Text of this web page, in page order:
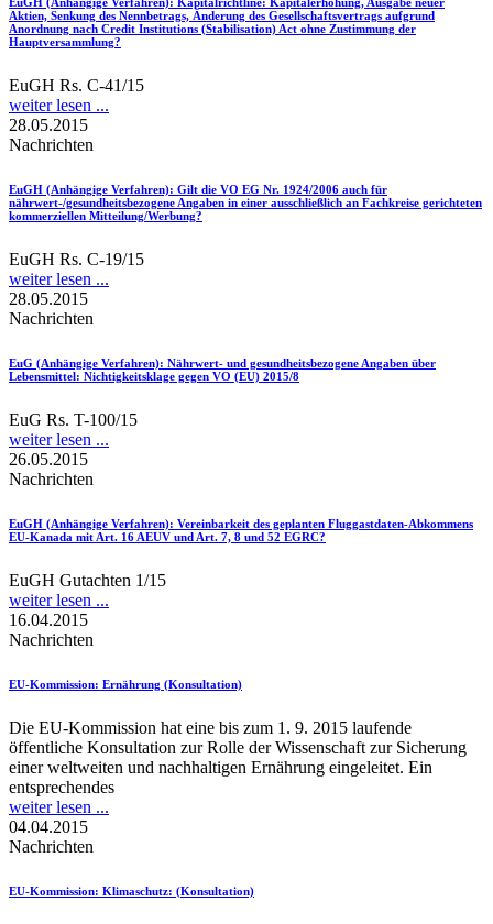
EuGH (Anhängige Verfahren): Kapitalrichtline: Kapitalerhöhung, Ausgabe neuer
Aktien, Senkung des Nennbetrags, Änderung des Gesellschaftsvertrags aufgrund
Anordnung nach Credit Institutions (Stabilisation) Act ohne Zustimmung der
Hauptversammlung?
EuGH Rs. C-41/15
weiter lesen ...
28.05.2015
Nachrichten
EuGH (Anhängige Verfahren): Gilt die VO EG Nr. 1924/2006 auch für
nährwert-/gesundheitsbezogene Angaben in einer ausschließlich an Fachkreise gerichteten
kommerziellen Mitteilung/Werbung?
EuGH Rs. C-19/15
weiter lesen ...
28.05.2015
Nachrichten
EuG (Anhängige Verfahren): Nährwert- und gesundheitsbezogene Angaben über
Lebensmittel: Nichtigkeitsklage gegen VO (EU) 2015/8
EuG Rs. T-100/15
weiter lesen ...
26.05.2015
Nachrichten
EuGH (Anhängige Verfahren): Vereinbarkeit des geplanten Fluggastdaten-Abkommens
EU-Kanada mit Art. 16 AEUV und Art. 7, 8 und 52 EGRC?
EuGH Gutachten 1/15
weiter lesen ...
16.04.2015
Nachrichten
EU-Kommission: Ernährung (Konsultation)
Die EU-Kommission hat eine bis zum 1. 9. 2015 laufende
öffentliche Konsultation zur Rolle der Wissenschaft zur Sicherung
einer weltweiten und nachhaltigen Ernährung eingeleitet. Ein
entsprechendes
weiter lesen ...
04.04.2015
Nachrichten
EU-Kommission: Klimaschutz: (Konsultation)